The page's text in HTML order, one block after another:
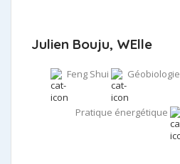
Julien Bouju, WElle
Feng Shui Géobiologie
Pratique énergétique